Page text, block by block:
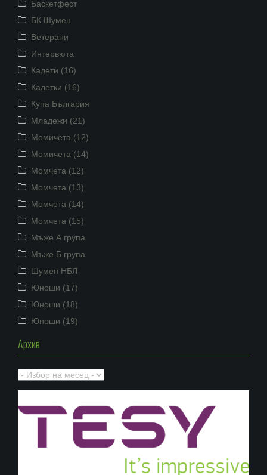
Баскетфест
БК Шумен
Ветерани
Интервюта
Кадети (16)
Кадетки (16)
Купа България
Младежи (21)
Момичета (12)
Момичета (14)
Момчета (12)
Момчета (13)
Момчета (14)
Момчета (15)
Мъже А група
Мъже Б група
Шумен НБЛ
Юноши (17)
Юноши (18)
Юноши (19)
Архив
Архив